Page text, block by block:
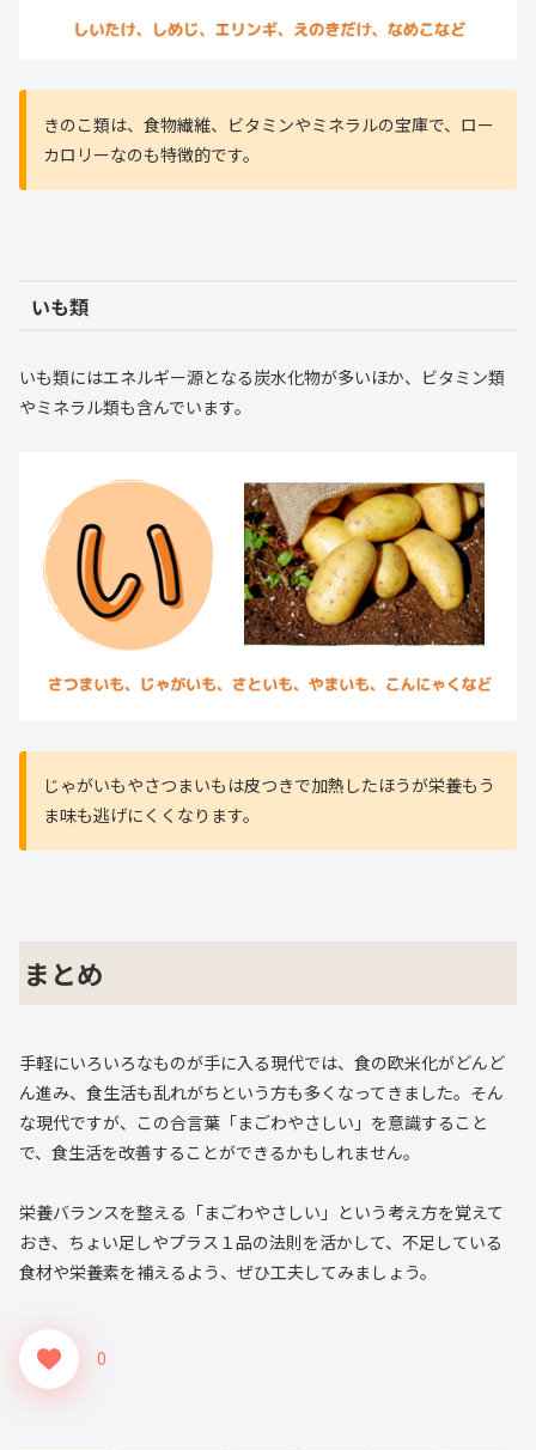
きのこ類は、食物繊維、ビタミンやミネラルの宝庫で、ロー
カロリーなのも特徴的です。
いも類
いも類にはエネルギー源となる炭水化物が多いほか、ビタミン類
やミネラル類も含んでいます。
じゃがいもやさつまいもは皮つきで加熱したほうが栄養もう
ま味も逃げにくくなります。
まとめ
手軽にいろいろなものが手に入る現代では、食の欧米化がどんど
ん進み、食生活も乱れがちという方も多くなってきました。そん
な現代ですが、この合言葉「まごわやさしい」を意識すること
で、食生活を改善することができるかもしれません。
栄養バランスを整える「まごわやさしい」という考え方を覚えて
おき、ちょい足しやプラス１品の法則を活かして、不足している
食材や栄養素を補えるよう、ぜひ工夫してみましょう。
0